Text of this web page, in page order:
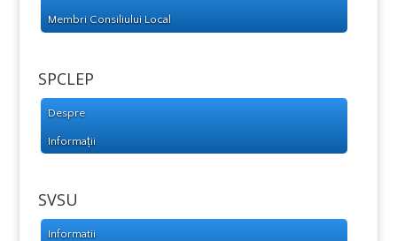
Membri Consiliului Local
SPCLEP
Despre
Informații
SVSU
Informatii